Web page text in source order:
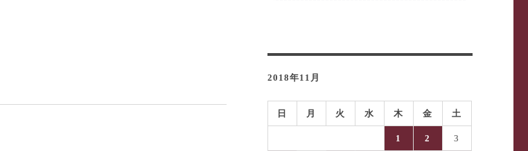
2018年11月
日 月 火 水 木 金 土
1 2 3